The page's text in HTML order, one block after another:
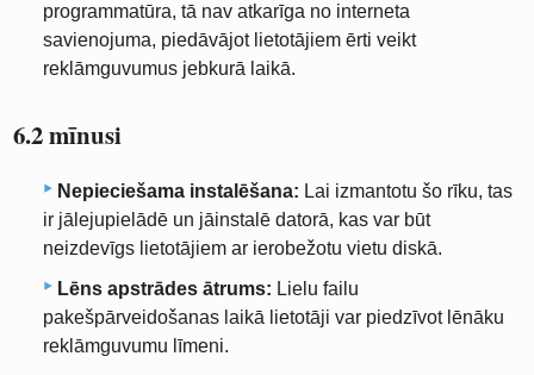
programmatūra, tā nav atkarīga no interneta
savienojuma, piedāvājot lietotājiem ērti veikt
reklāmguvumus jebkurā laikā.
6.2 mīnusi
Nepieciešama instalēšana: Lai izmantotu šo rīku, tas
ir jālejupielādē un jāinstalē datorā, kas var būt
neizdevīgs lietotājiem ar ierobežotu vietu diskā.
Lēns apstrādes ātrums: Lielu failu
pakešpārveidošanas laikā lietotāji var piedzīvot lēnāku
reklāmguvumu līmeni.